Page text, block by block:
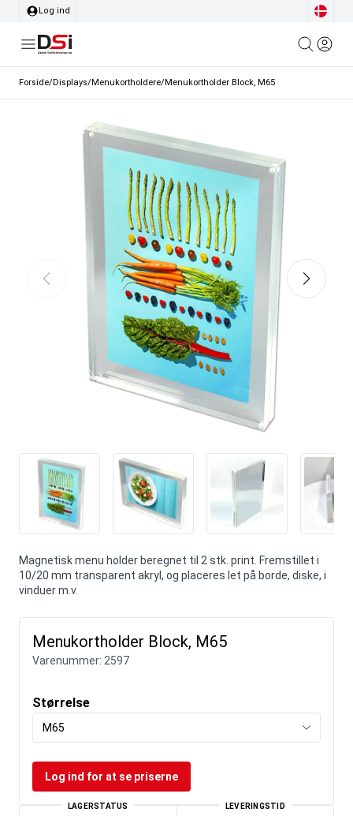
Log ind
Forside/Displays/Menukortholdere/Menukortholder Block, M65
Magnetisk menu holder beregnet til 2 stk. print. Fremstillet i
10/20 mm transparent akryl, og placeres let på borde, diske, i
vinduer m.v.
Menukortholder Block, M65
Varenummer: 2597
Størrelse
M65
Log ind for at se priserne
LAGERSTATUS LEVERINGSTID